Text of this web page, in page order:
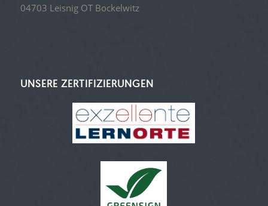
04703 Leisnig OT Bockelwitz
UNSERE ZERTIFIZIERUNGEN